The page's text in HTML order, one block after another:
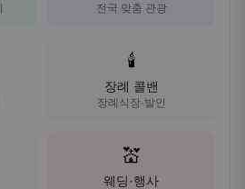
전국 맞춤 관광
🕯️
장례 콜밴
장례식장·발인
💒
웨딩·행사